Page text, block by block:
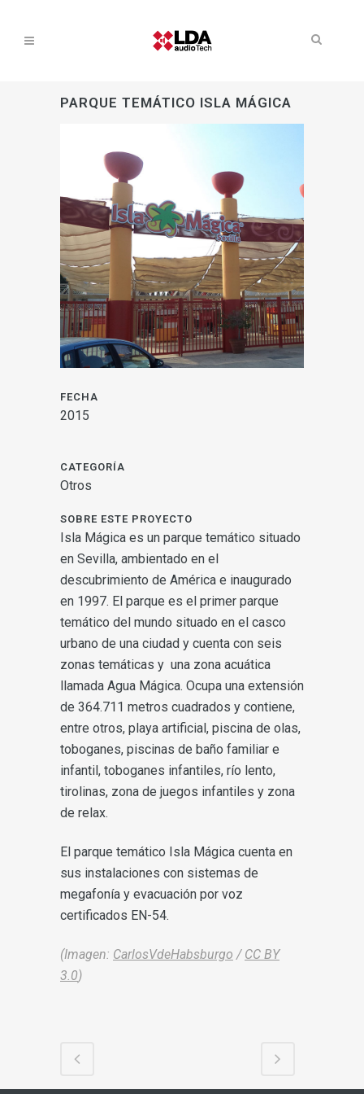
PARQUE TEMÁTICO ISLA MÁGICA
FECHA
2015
CATEGORÍA
Otros
SOBRE ESTE PROYECTO
Isla Mágica es un parque temático situado
en Sevilla, ambientado en el
descubrimiento de América e inaugurado
en 1997. El parque es el primer parque
temático del mundo situado en el casco
urbano de una ciudad y cuenta con seis
zonas temáticas y una zona acuática
llamada Agua Mágica. Ocupa una extensión
de 364.711 metros cuadrados y contiene,
entre otros, playa artificial, piscina de olas,
toboganes, piscinas de baño familiar e
infantil, toboganes infantiles, río lento,
tirolinas, zona de juegos infantiles y zona
de relax.
El parque temático Isla Mágica cuenta en
sus instalaciones con sistemas de
megafonía y evacuación por voz
certificados EN-54.
(Imagen: CarlosVdeHabsburgo / CC BY
3.0)